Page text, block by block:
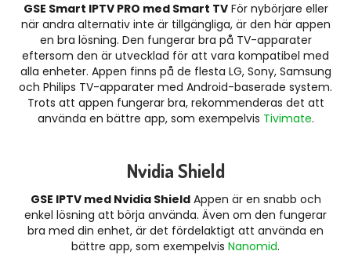
GSE Smart IPTV PRO med Smart TVFör nybörjare eller
när andra alternativ inte är tillgängliga, är den här appen
en bra lösning. Den fungerar bra på TV-apparater
eftersom den är utvecklad för att vara kompatibel med
alla enheter. Appen finns på de flesta LG, Sony, Samsung
och Philips TV-apparater med Android-baserade system.
Trots att appen fungerar bra, rekommenderas det att
använda en bättre app, som exempelvis Tivimate.
Nvidia Shield
GSE IPTV med Nvidia ShieldAppen är en snabb och
enkel lösning att börja använda. Även om den fungerar
bra med din enhet, är det fördelaktigt att använda en
bättre app, som exempelvis Nanomid.